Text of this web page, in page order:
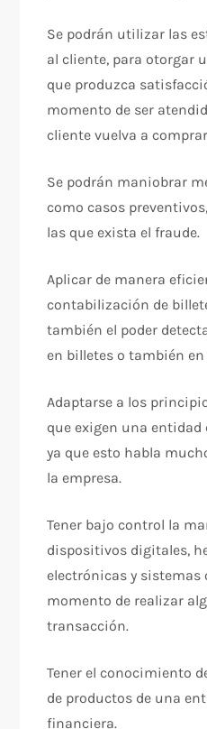
Se podrán utilizar las
al cliente, para otorgar
que produzca
momento de ser
cliente vuelva a
Se podrán maniobrar
como casos
las que exista el fraude.
Aplicar de manera
contabilización de
también el poder
en billetes o también
Adaptarse a los
que exigen una
ya que esto habla
la empresa.
Tener bajo control la
dispositivos digitales,
electrónicas y sistemas
momento de realizar
transacción.
Tener el conocimiento
de productos de una
financiera.